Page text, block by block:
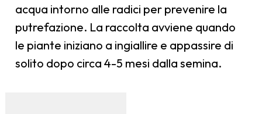
acqua intorno alle radici per prevenire la
putrefazione. La raccolta avviene quando
le piante iniziano a ingiallire e appassire di
solito dopo circa 4-5 mesi dalla semina.